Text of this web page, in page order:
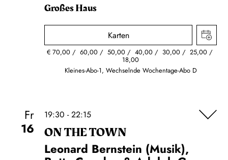
Großes Haus
Karten
€ 70,00 60,00 50,00 40,00 30,00 25,00
18,00
Kleines-Abo-1, Wechselnde Wochentage-Abo D
Fr
16
19:30 - 22:15
ON THE TOWN
Leonard Bernstein (Musik),